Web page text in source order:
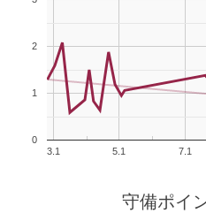
3.1 5.1 7.1
0
1
2
守備ポイ